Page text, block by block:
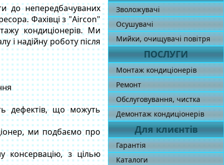
до непередбачуваних
Фахівці з "Aircon"
кондиціонерів. Ми
і надійну роботу після
дефектів, що можуть
ми подбаємо про
консервацію, з цілью
Зволожувачі
Осушувачі
Мийки, очищувачі повітря
ПОСЛУГИ
Монтаж кондиціонерів
Ремонт
Обслуговування, чистка
Демонтаж кондиціонерів
Для клиєнтів
Гарантія
Каталоги